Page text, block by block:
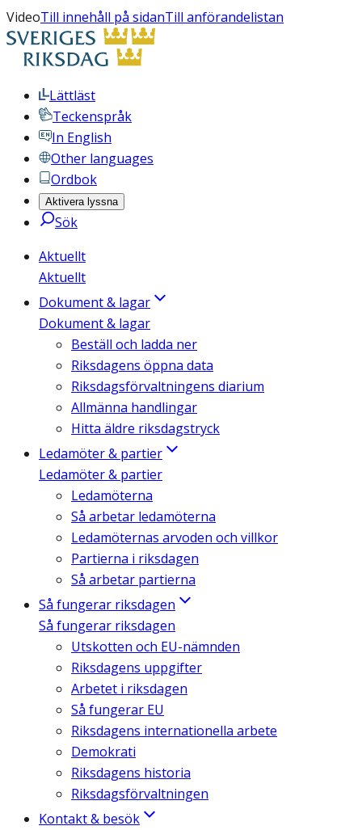
VideoTill innehåll på sidanTill anförandelistan
Lättläst
Teckenspråk
In English
Other languages
Ordbok
Aktivera lyssna
Sök
Aktuellt
Aktuellt
Dokument & lagar
Dokument & lagar
Beställ och ladda ner
Riksdagens öppna data
Riksdagsförvaltningens diarium
Allmänna handlingar
Hitta äldre riksdagstryck
Ledamöter & partier
Ledamöter & partier
Ledamöterna
Så arbetar ledamöterna
Ledamöternas arvoden och villkor
Partierna i riksdagen
Så arbetar partierna
Så fungerar riksdagen
Så fungerar riksdagen
Utskotten och EU-nämnden
Riksdagens uppgifter
Arbetet i riksdagen
Så fungerar EU
Riksdagens internationella arbete
Demokrati
Riksdagens historia
Riksdagsförvaltningen
Kontakt & besök